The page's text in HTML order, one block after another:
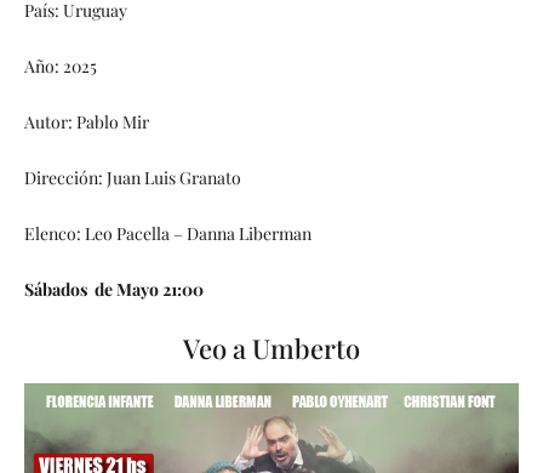
País: Uruguay
Año: 2025
Autor: Pablo Mir
Dirección: Juan Luis Granato
Elenco: Leo Pacella – Danna Liberman
Sábados de Mayo 21:00
Veo a Umberto